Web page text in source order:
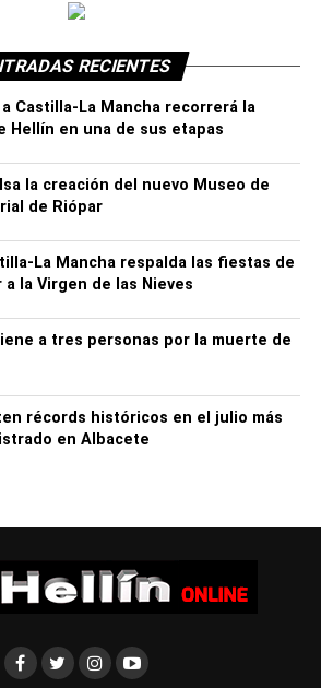
RECIENTES
Castilla-La Mancha recorrerá la
Hellín en una de sus etapas
la creación del nuevo Museo de
de Riópar
La Mancha respalda las fiestas de
la Virgen de las Nieves
a tres personas por la muerte de
récords históricos en el julio más
en Albacete